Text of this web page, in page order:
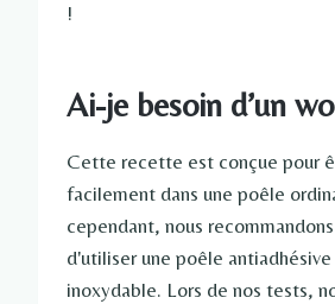
!
Ai-je besoin d’un
Cette recette est conçue pour
facilement dans une poêle
cependant, nous
d'utiliser une poêle
inoxydable. Lors de nos tests,